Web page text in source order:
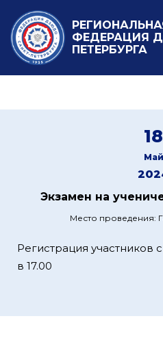
ФЕДЕРАЦИЯ
ПЕТЕРБУРГА
18
Май
Экзамен на
Место проведения:
Регистрация участников
в 17.00